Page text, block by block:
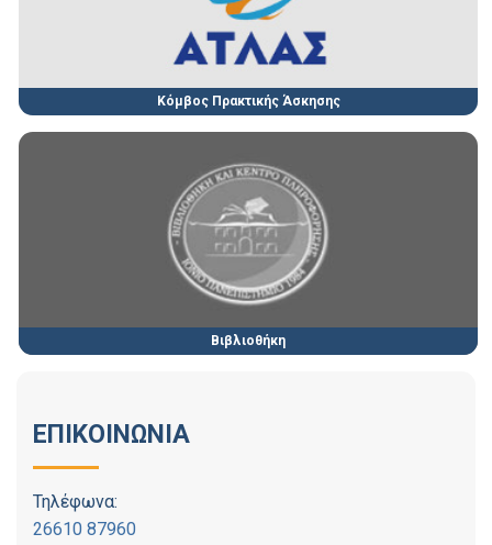
Κόμβος Πρακτικής Άσκησης
Βιβλιοθήκη
ΕΠΙΚΟΙΝΩΝΙΑ
Τηλέφωνα:
26610 87960